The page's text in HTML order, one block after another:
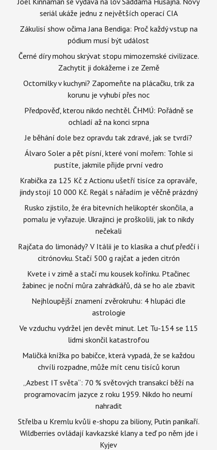
seriál ukáže jednu z největších operací CIA
Zákulisí show očima Jana Bendiga: Proč každý vstup na
pódium musí být událost
Černé díry mohou skrývat stopu mimozemské civilizace.
Zachytit ji dokážeme i ze Země
Octomilky v kuchyni? Zapomeňte na plácačku, trik za
korunu je vyhubí přes noc
Předpověď, kterou nikdo nechtěl. ČHMÚ: Pořádně se
ochladí až na konci srpna
Je běhání dole bez opravdu tak zdravé, jak se tvrdí?
Álvaro Soler a pět písní, které voní mořem: Tohle si
pustíte, jakmile přijde první vedro
Krabička za 125 Kč z Actionu ušetří tisíce za opraváře,
jindy stojí 10 000 Kč. Regál s nářadím je věčně prázdný
Rusko zjistilo, že éra bitevních helikoptér skončila, a
pomalu je vyřazuje. Ukrajinci je proškolili, jak to nikdy
nečekali
Rajčata do limonády? V Itálii je to klasika a chuť předčí i
citrónovku. Stačí 500 g rajčat a jeden citrón
Kvete i v zimě a stačí mu kousek kořínku. Ptačinec
žabinec je noční můra zahrádkářů, dá se ho ale zbavit
Nejhloupější znamení zvěrokruhu: 4 hlupáci dle
astrologie
Ve vzduchu vydržel jen devět minut. Let Tu-154 se 115
lidmi skončil katastrofou
Maličká knížka po babičce, která vypadá, že se každou
chvíli rozpadne, může mít cenu tisíců korun
„Azbest IT světa“: 70 % světových transakcí běží na
programovacím jazyce z roku 1959. Nikdo ho neumí
nahradit
Střelba u Kremlu kvůli e-shopu za biliony, Putin panikaří.
Wildberries ovládají kavkazské klany a teď po něm jde i
Kyjev